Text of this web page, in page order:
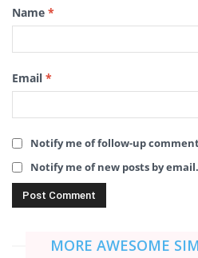
Name *
Email *
Notify me of follow-up
Notify me of new posts by email.
MORE AWESOME